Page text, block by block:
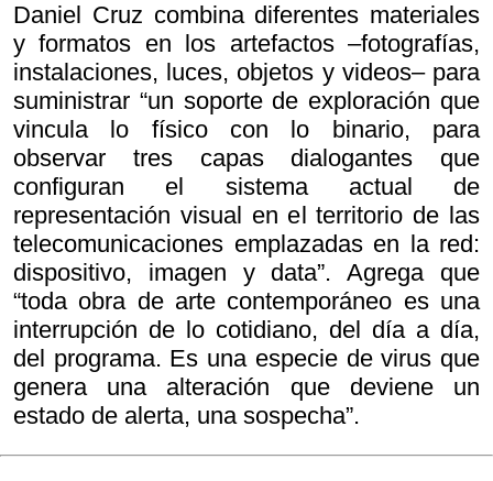
Daniel Cruz combina diferentes materiales
y formatos en los artefactos –fotografías,
instalaciones, luces, objetos y videos– para
suministrar “un soporte de exploración que
vincula lo físico con lo binario, para
observar tres capas dialogantes que
configuran el sistema actual de
representación visual en el territorio de las
telecomunicaciones emplazadas en la red:
dispositivo, imagen y data”. Agrega que
“toda obra de arte contemporáneo es una
interrupción de lo cotidiano, del día a día,
del programa. Es una especie de virus que
genera una alteración que deviene un
estado de alerta, una sospecha”.